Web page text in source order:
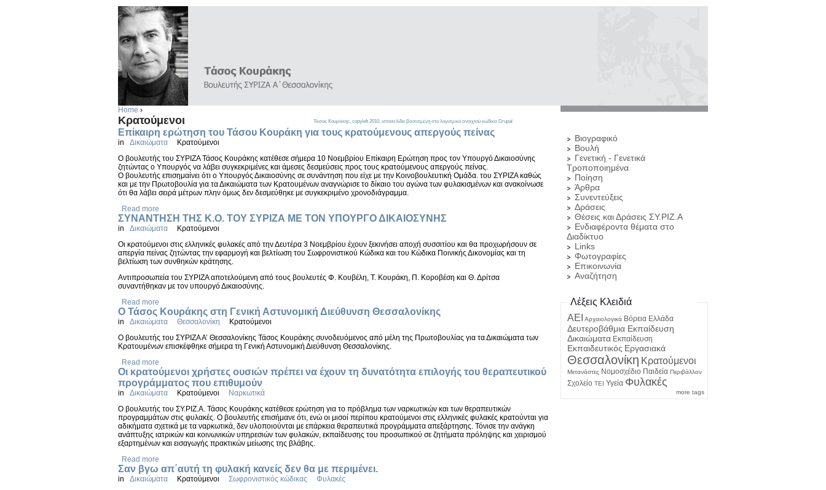
Home ›
Κρατούμενοι
Επίκαιρη ερώτηση του Τάσου Κουράκη για τους κρατούμενους απεργούς πείνας
in Δικαιώματα
Κρατούμενοι
Ο βουλευτής του ΣΥΡΙΖΑ Τάσος Κουράκης κατέθεσε σήμερα 10 Νοεμβρίου Επίκαιρη Ερώτηση προς τον Υπουργό Δικαιοσύνης
ζητώντας ο Υπουργός να λάβει συγκεκριμένες και άμεσες δεσμεύσεις προς τους κρατούμενους απεργούς πείνας.
Ο βουλευτής επισημαίνει ότι ο Υπουργός Δικαιοσύνης σε συνάντηση που είχε με την Κοινοβουλευτική Ομάδα. του ΣΥΡΙΖΑ καθώς
και με την Πρωτοβουλία για τα Δικαιώματα των Κρατουμένων αναγνώρισε το δίκαιο του αγώνα των φυλακισμένων και ανακοίνωσε
ότι θα λάβει σειρά μέτρων πλην όμως δεν δεσμεύθηκε με συγκεκριμένο χρονοδιάγραμμα.
Read more
ΣΥΝΑΝΤΗΣΗ ΤΗΣ Κ.Ο. ΤΟΥ ΣΥΡΙΖΑ ΜΕ ΤΟΝ ΥΠΟΥΡΓΟ ΔΙΚΑΙΟΣΥΝΗΣ
in Δικαιώματα
Κρατούμενοι
Οι κρατούμενοι στις ελληνικές φυλακές από την Δευτέρα 3 Νοεμβρίου έχουν ξεκινήσει αποχή συσσιτίου και θα προχωρήσουν σε
απεργία πείνας ζητώντας την εφαρμογή και βελτίωση του Σωφρονιστικού Κώδικα και του Κώδικα Ποινικής Δικονομίας και τη
βελτίωση των συνθηκών κράτησης.
Αντιπροσωπεία του ΣΥΡΙΖΑ αποτελούμενη από τους βουλευτές Φ. Κουβέλη, Τ. Κουράκη, Π. Κοροβέση και Θ. Δρίτσα
συναντήθηκαν με τον υπουργό Δικαιοσύνης.
Read more
Ο Τάσος Κουράκης στη Γενική Αστυνομική Διεύθυνση Θεσσαλονίκης
in Δικαιώματα Θεσσαλονίκη
Κρατούμενοι
Ο βουλευτής του ΣΥΡΙΖΑ Α’ Θεσσαλονίκης Τάσος Κουράκης συνοδευόμενος από μέλη της Πρωτοβουλίας για τα Δικαιώματα των
Κρατουμένων επισκέφθηκε σήμερα τη Γενική Αστυνομική Διεύθυνση Θεσσαλονίκης.
Read more
Οι κρατούμενοι χρήστες ουσιών πρέπει να έχουν τη δυνατότητα επιλογής του θεραπευτικού
προγράμματος που επιθυμούν
in Δικαιώματα Κρατούμενοι
Ναρκωτικά
Ο βουλευτής του ΣΥ.ΡΙΖ.Α. Τάσος Κουράκης κατέθεσε ερώτηση για το πρόβλημα των ναρκωτικών και των θεραπευτικών
προγραμμάτων στις φυλακές. Ο βουλευτής επισήμανε ότι, ενώ οι μισοί περίπου κρατούμενοι στις ελληνικές φυλακές κρατούνται για
αδικήματα σχετικά με τα ναρκωτικά, δεν υλοποιούνται με επάρκεια θεραπευτικά προγράμματα απεξάρτησης. Τόνισε την ανάγκη
ανάπτυξης ιατρικών και κοινωνικών υπηρεσιών των φυλακών, εκπαίδευσης του προσωπικού σε ζητήματα πρόληψης και χειρισμού
εξαρτημένων και εισαγωγής πρακτικών μείωσης της βλάβης.
Read more
Σαν βγω απ΄αυτή τη φυλακή κανείς δεν θα με περιμένει.
in Δικαιώματα Κρατούμενοι Σωφρονιστικός κώδικας
Φυλακές
Βιογραφικό
Βουλή
Γενετική - Γενετικά
Τροποποιημένα
Ποίηση
Άρθρα
Συνεντεύξεις
Δράσεις
Θέσεις και Δράσεις ΣΥ.ΡΙΖ.Α
Ενδιαφέροντα θέματα στο
Διαδίκτυο
Links
Φωτογραφίες
Επικοινωνία
Αναζήτηση
Λέξεις Κλειδιά
ΑΕΙ
Αρχαιολογικά Βόρεια Ελλάδα
Δευτεροβάθμια Εκπαίδευση
Δικαιώματα Εκπαίδευση
Εκπαιδευτικός Εργασιακά
Θεσσαλονίκη Κρατούμενοι
Μετανάστες Νομοσχέδιο Παιδεία Περιβάλλον
Σχολείο ΤΕΙ Υγεία Φυλακές
more tags
Τάσος Κουράκης, copyleft 2010, ιστοσελίδα βασισμένη στο λογισμικό ανοιχτού κώδικα Drupal